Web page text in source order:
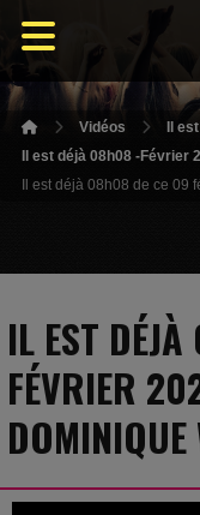
Vidéos
Il
Il est déjà 08h08 -Février
Il est déjà 08h08 de ce
IL EST
FÉVRIER
DOMINIQUE